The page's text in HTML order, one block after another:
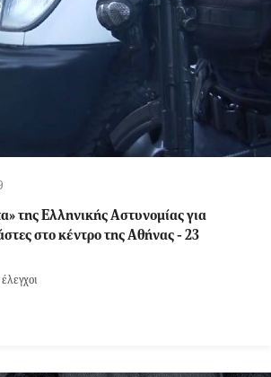
της Ελληνικής Αστυνομίας για
στο κέντρο της Αθήνας - 23